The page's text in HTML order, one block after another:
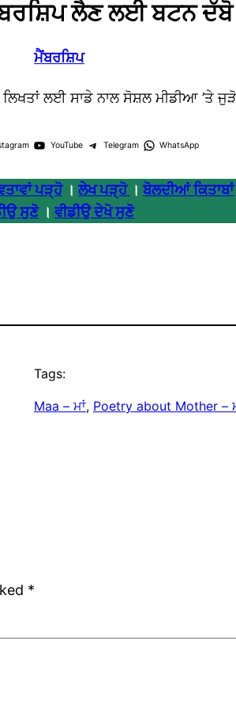
ਲੈਣ ਲਈ ਬਟਨ ਦੱਬੋ
ਮੈਂਬਰਸ਼ਿਪ
ਲਈ ਸਾਡੇ ਨਾਲ ਸੋਸ਼ਲ ਮੀਡੀਆ ’ਤੇ ਜੁੜੋ
YouTube Telegram WhatsApp
ਪੜ੍ਹੋ।ਲੇਖ ਪੜ੍ਹੋ । ਬੋਲਦੀਆਂ ਕਿਤਾਬਾਂ
ਸੁਣੋ। ਵੀਡੀਉ ਦੇਖੋ ਸੁਣੋ
Tags:
Maa – ਮਾਂ, Poetry about Mother –
*